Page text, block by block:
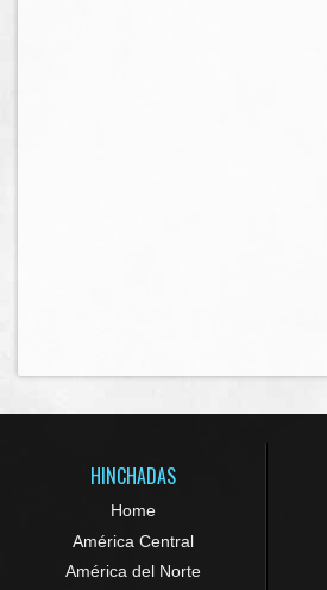
HINCHADAS
Home
América Central
América del Norte